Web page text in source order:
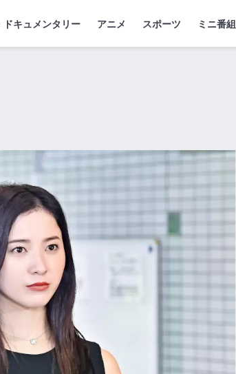
キュメンタリー アニメ スポーツ ミニ番組